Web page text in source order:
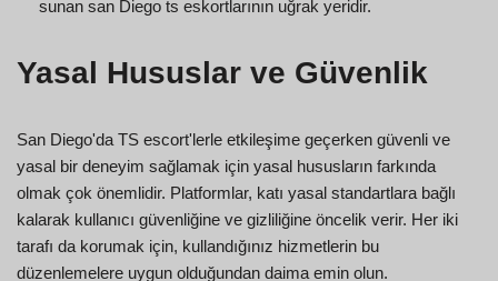
sunan san Diego ts eskortlarının uğrak yeridir.
Yasal Hususlar ve Güvenlik
San Diego'da TS escort'lerle etkileşime geçerken güvenli ve
yasal bir deneyim sağlamak için yasal hususların farkında
olmak çok önemlidir. Platformlar, katı yasal standartlara bağlı
kalarak kullanıcı güvenliğine ve gizliliğine öncelik verir. Her iki
tarafı da korumak için, kullandığınız hizmetlerin bu
düzenlemelere uygun olduğundan daima emin olun.